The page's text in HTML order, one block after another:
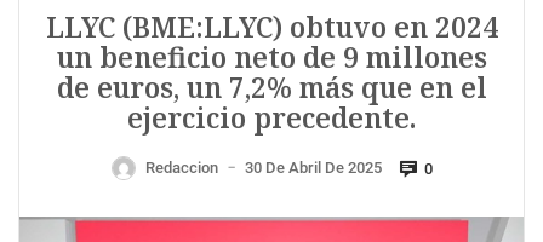
LLYC (BME:LLYC) obtuvo en 2024
un beneficio neto de 9 millones
de euros, un 7,2% más que en el
ejercicio precedente.
Redaccion — 30 De Abril De 2025 0